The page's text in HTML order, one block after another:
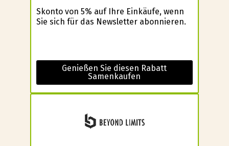
Skonto von 5% auf Ihre Einkäufe, wenn
Sie sich für das Newsletter abonnieren.
Genießen Sie diesen Rabatt
Samenkaufen